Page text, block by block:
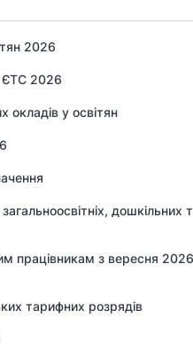
2026
ЄТС 2026
окладів у освітян
дошкільних
працівникам з вересня 2026
тарифних розрядів